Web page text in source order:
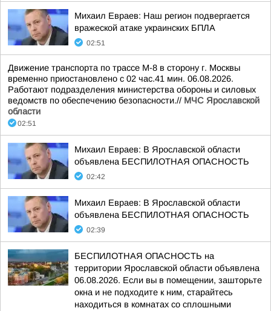
Михаил Евраев: Наш регион подвергается
вражеской атаке украинских БПЛА
02:51
Движение транспорта по трассе М-8 в сторону г. Москвы
временно приостановлено с 02 час.41 мин. 06.08.2026.
Работают подразделения министерства обороны и силовых
ведомств по обеспечению безопасности.// МЧС Ярославской
области
02:51
Михаил Евраев: В Ярославской области
объявлена БЕСПИЛОТНАЯ ОПАСНОСТЬ
02:42
Михаил Евраев: В Ярославской области
объявлена БЕСПИЛОТНАЯ ОПАСНОСТЬ
02:39
БЕСПИЛОТНАЯ ОПАСНОСТЬ на
территории Ярославской области объявлена
06.08.2026. Если вы в помещении, зашторьте
окна и не подходите к ним, старайтесь
находиться в комнатах со сплошными